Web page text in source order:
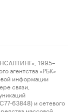
1995–
агентства «РБК»
информации
связи,
63848) и сетевого